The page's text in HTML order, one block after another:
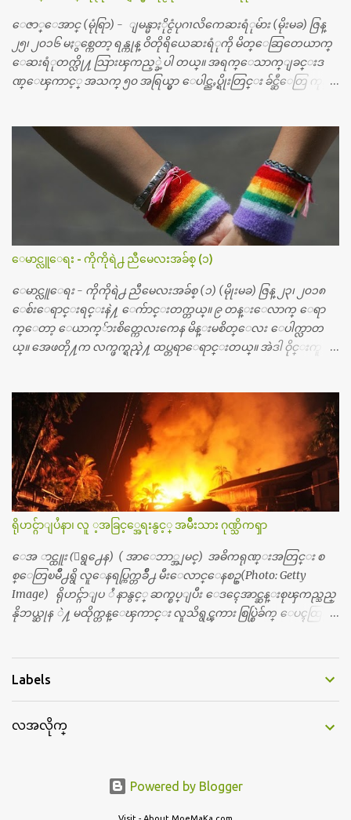
ေဇာ္ေအာင္ (မုံရြာ) - ျမန္မာႏိုင္ငံပုဂၢလိကေဆးရံုမ်ား (မိုးမခ) ဇြန္
၂၅၊ ၂၀၁၆ မႏွစ္ကေတာ့ ရန္ကုန္ ဝိတိုရိယေဆးရံုကို မိတ္ေဆြတေယာက္
ေဆးရံုတက္လို႔ သြားၾကည့္ခဲ့ပါ တယ္။ အရက္ေသာက္ျခင္းဒ
ဏ္ေၾကာင့္ အသက္ ၅၀ အရြယ္မွာ ေပါင္ညႇပ္ရိုးတြင္း ခ်င္ဆီေတြ ကုန္ခ
စၿပီး၊ အာရွေတာ္ဝင္ခြဲစိတ္ခန္းကို ငွားရမ္းခြဲစိတ္ အရိုးအစားထိုးကုပါတ
ယ္။ ေဆးစစ္၊ေဆးဝယ္၊ ခြဲစိတ္ကု၊ အရိုးအစားထိုးပစၥည္း စတဲ့စရိ
တ္ေတြနဲ႔ေဆးရံုမွာ ၂ ပတ္ေနထိုင္စရိတ္ သိန္း ၇၀ ေလာက္ ကုန္သြား
ပါတယ္။ သူငယ္ခ်င္းျဖစ္သူကို လာေတြ႔ရင္း ဟိုတယ္လို သန္႔ရွင္းသ
ပ္ရပ္တဲ့ ဝိတိုရိယေဆးရံုမွာ စီတီစကင္ နဲ႔ အမ္အာအိုင္1 စက္ခန္းကိုေ
တြ႔လို႔ေမးၾကည့္ေတာ့ တခါစမ္းရင္ က်ပ္တသိန္းေက်ာ္ က်သင့္
တယ္သိရပါတယ္။ တခါတေလ ကိုယ္လက္ေျခ၊ ဦးေႏွာက္ေတြ အေသး
စိတ္ၾကည့္လိုရင္ ဒီစက္ၾကီးေတြနဲ႔ စမ္းသပ္ရပါတယ္။ ခႏၱာကိုယ္အစိတ္ပို
င္း ကလီစာေတြကိုၾကည့္ရႈတဲ့ အာလထရာေဆာင္း2 စက္ေတြ
ကေတာ့ ေစ်းသိပ္မႀကီးလို႔ ျမန္မာျပည္ေဆးရံုတိုင္းရွိပါတယ္။
တစ္ခါစမ္းရင္ က်ပ္တစ္ေသာင္းေလာက္ က်သင့္ပါတယ္။ စာေရးသူ လြ
န္ခဲ့တဲ့ (၂)...
ေမာင္လူေရး - ကိုကိုရဲ႕ ညီမေလးအခ်စ္ (၁)
ေမာင္လူေရး - ကိုကိုရဲ႕ ညီမေလးအခ်စ္ (၁) (မိုုးမခ) ဇြန္ ၂၃၊ ၂၀၁၈
ေစ်းေရာင္းရင္းနဲ႔ ေက်ာင္းတက္တယ္။ ၉ တန္းေလာက္ ေရာ
က္ေတာ့ ေယာက္်ားစိတ္ကေလးကေန မိန္းမစိတ္ေလး ေပါက္လာတ
ယ္။ အေဖတို႔က လက္ဖက္ရည္နဲ႔ ထပ္တရာေရာင္းတယ္။ အဲဒါ ဝိုင္းကူ
တယ္။ ပန္းပန္တယ္။ မိန္းကေလး အဝတ္အစားေတြကိုလည္း ခုိးဝတ္တ
ယ္။ မိန္းမစိတ္ရွိေတာ့ ရွိေပမယ့္ ကိုယ့္ကိုယ္ကို မိန္းမစိတ္ေပါက္မွန္း
သိတာက ၉ တန္း၊ ၁၀ တန္းေလာက္ကမွ။ ညီအစ္ကို ေမာင္နွမ အားလံုး ၆
ေယာက္ရွိတယ္။ အစ္ကို ၃ ေယာက္၊ အစ္မ ႏွစ္ေယာက္။ အစ္ကိုေတြက
လည္း သူ႔ အေပါင္းအသင္းနဲ႔ သူဆိုေတာ့ အမေတြနဲ႔ဘဲ ေပါ
င္းတယ္။ ျပီးေတာ့ အေဖကလည္း ေယာက္်ားဆုိ ေယာ
က္်ားေလးလုိဘဲ ေနေစခ်င္တယ္။ အေဖ့ကို ေၾကာက္လည္း ေၾကာ
က္ရတယ္။ ေယာက္်ားဘဝဆုိတာ ျမင့္ျမတ္တယ္ေပါ့။ ေယာ
က္်ားေလး စိတ္လည္း ရွိေအာင္ ဘာသာေရးလည္း လုိက္စားေအာင္
တန္ခူးလဆုိ တစ္လလံုး ကိုရင္ ဝတ္ခုိင္းတယ္။ ေက်ာင္းမွာဆုိရင္ ေ
ယာက္်ားေလးေတြက ကိုယ့္ကို ဘာပဲျဖစ္ျဖစ္ မၾကားတၾကား စ
ရင္စတယ္။ အေျခာက္ ဘာညာေပါ့၊ အာ့့လုိေလးေတြ စတာေပါ့။
ရိုဟင္ဂ်ာျပႆနာ၊ လူ ့အခြင့္အေရးနွင့္ အမ်ိဳးသား ဂုဏ္သိကၡာ
ေအ ာင္ထူး (ေရွ႕ေန) ( အာေဘာ္အျမင္) အဓိကရုဏ္းအတြင္း စ
စ္ေတြၿမိဳ႕ရွိ လူေနရပ္ကြက္တခ်ိဳ႕ မီးေလာင္ေနစဥ္(Photo: Getty
Image) ရိုဟင္ဂ်ာျပ ႆ နာနွင့္ ဆက္စပ္ျပီး ေဒၚေအာင္ဆန္းစုၾကည္သည္
နိုဘယ္ဆုန ဲ႔ မထိုက္တန္ေၾကာင္း လူသိရွင္ၾကား စြပ္စြဲခ်က္ ေပၚထြက္လာ
စ္ေနပံုမ်ား၊ ဘဂၤလားေဒ႕ရွ္ နိုင္ငံဘက္သုိ႕ ေလွျဖင့္ကူးေျပးရန္
ထုပ္ တေယာက္ တထုပ္ ေ ပး၍ ေရထဲ သို႔ ျပန္ ေ မာင္းထုတ္လိုက္သျ
ဂ်ာဇီးရား နိုင္ငံတကာ ရုပ္သံလႊင့္ဌာနက ရိုဟင္ဂ်ာျပသနာကို ေလ့လာလု
Labels
လအလိုက္
Powered by Blogger